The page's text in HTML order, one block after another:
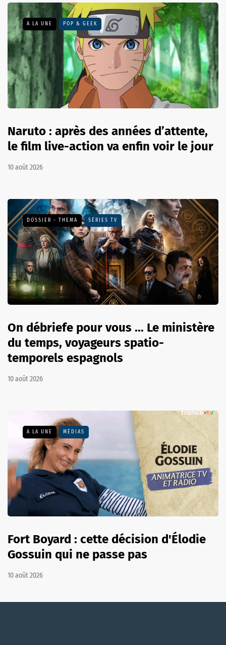
A LA UNE POP & GEEK
Naruto : après des années d’attente,
le film live-action va enfin voir le jour
10 août 2026
DOSSIER - THEMA SÉRIES TV
On débriefe pour vous ... Le ministère
du temps, voyageurs spatio-
temporels espagnols
10 août 2026
A LA UNE MÉDIAS
Fort Boyard : cette décision d'Élodie
Gossuin qui ne passe pas
10 août 2026